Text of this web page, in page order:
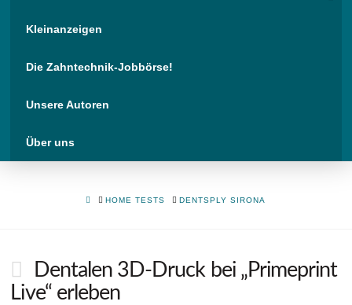
Kleinanzeigen
Die Zahntechnik-Jobbörse!
Unsere Autoren
Über uns
HOMEHOME TESTS DENTSPLY SIRONA
Dentalen 3D-Druck bei „Primeprint
Live“ erleben